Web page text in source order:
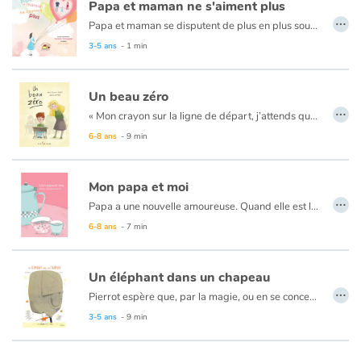
Blog
Actualités
Par thématique
Rencontres et témoignages
Contes d'ici et d'ailleurs
Autour de la lecture
Apprendre à lire
Livre audio
Papa et maman ne s'aiment plus
Papa et maman se disputent de plus en plus souvent. Quand ils me disent qu'ils ne s'aiment plus et qu'ils souhaitent vivre dans des maisons séparées, je sais que ma vie va changer. Rien ne sera plus comme avant. Cet album permet de traiter un sujet sensible et de répondre au questionnement et aux peurs des enfants qui vivent cette situation difficile.
3-5 ans - 1 min
…
Un beau zéro
« Mon crayon sur la ligne de départ, j’attends que madame Claire nous donne le sujet du texte à rédiger. J’aime jouer avec les mots ! Et avec un grand sourire, elle nous demande de raconter nos vacances de Noël. Je reste figé, le crayon en panne. Je ne veux pas, je ne peux pas écrire sur ce sujet-là. »
Marie-Francine Hébert nous livre une œuvre sensible à hauteur d’enfant. Un regard sur la tristesse qu’ils peuvent resentir et qu’ils n’osent pas partager. Le tout est mis en images avec tendresse et empathie par Mathieu Lampron qui sait saisir ces petits moments imparfaits qu’un grand nombre d’enfants doivent vivre.
6-8 ans - 9 min
…
Mon papa et moi
Papa a une nouvelle amoureuse. Quand elle est là, Papa n’est plus pareil : on dirait que tout ce qui compte, c’est de lui faire plaisir. Eh bien moi, je n’aime pas lui faire plaisir. On est très bien tous les deux, Papa et moi. Elle n’a pas un autre enfant à qui nouer les lacets ?
6-8 ans - 7 min
…
Un éléphant dans un chapeau
Pierrot espère que, par la magie, ou en se concentrant très fort, il réussira à faire revenir son père. Il s’entraîne, étape par étape, mais il fait sourire par ses tentatives. Or un jour, en se concentrant pour faire apparaître un éléphant, voilà que surgit un véritable pachyderme !
3-5 ans - 9 min
…